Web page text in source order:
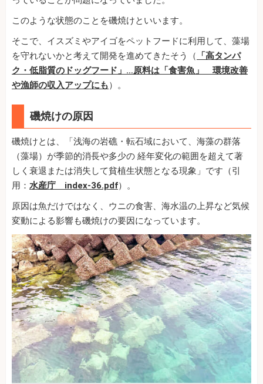
このような状態のことを磯焼けといいます。
そこで、イスズミやアイゴをペットフードに利用して、藻場
を守れないかと考えて開発を進めてきたそう（
「高タンパ
ク・低脂質のドッグフード」…原料は「食害魚」 環境改善
や漁師の収入アップにも）。
磯焼けの原因
磯焼けとは、「浅海の岩礁・転石域において、海藻の群落
（藻場）が季節的消長や多少の 経年変化の範囲を超えて著
しく衰退または消失して貧植生状態となる現象」です（引
用： 水産庁 index-36.pdf）。
原因は魚だけではなく、ウニの食害、海水温の上昇など気候
変動による影響も磯焼けの要因になっています。